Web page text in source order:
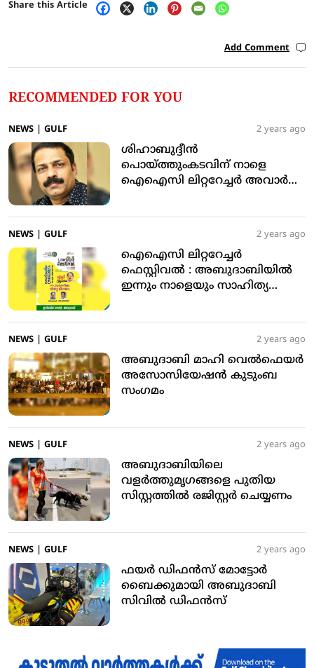
Share this Article
Add Comment
RECOMMENDED FOR YOU
NEWS GULF 2 years ago
ശിഹാബുദ്ദീന്‍
പൊയ്ത്തുംകടവിന് നാളെ
ഐഐസി ലിറ്ററേച്ചര്‍ അവാര്‍ഡ്
NEWS GULF 2 years ago
ഐഐസി ലിറ്ററേച്ചര്‍
ഫെസ്റ്റിവല്‍ : അബുദാബിയില്‍
ഇന്നും നാളെയും സാഹിത്യ
NEWS GULF 2 years ago
അബുദാബി മാഹി വെല്‍ഫെയര്‍
അസോസിയേഷന്‍ കുടുംബ
സംഗമം
NEWS GULF 2 years ago
അബുദാബിയിലെ
വളര്‍ത്തുമൃഗങ്ങളെ പുതിയ
സിസ്റ്റത്തില്‍ രജിസ്റ്റര്‍ ചെയ്യണം
NEWS GULF 2 years ago
ഫയര്‍ ഡിഫന്‍സ് മോട്ടോര്‍
ബൈക്കുമായി അബുദാബി
സിവില്‍ ഡിഫന്‍സ്‌